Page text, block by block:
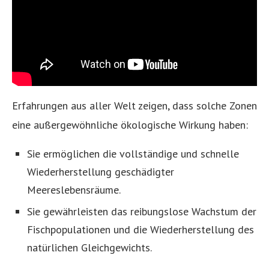
Erfahrungen aus aller Welt zeigen, dass solche Zonen
eine außergewöhnliche ökologische Wirkung haben:
Sie ermöglichen die vollständige und schnelle
Wiederherstellung geschädigter
Meereslebensräume.
Sie gewährleisten das reibungslose Wachstum der
Fischpopulationen und die Wiederherstellung des
natürlichen Gleichgewichts.